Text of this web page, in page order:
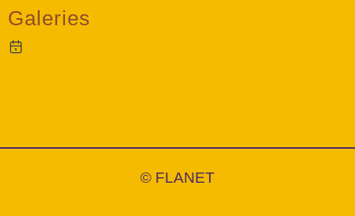
Galeries
Date
©️ FLANET